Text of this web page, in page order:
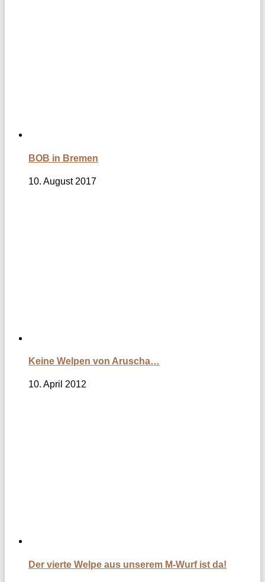
BOB in Bremen
10. August 2017
Keine Welpen von Aruscha…
10. April 2012
Der vierte Welpe aus unserem M-Wurf ist da!